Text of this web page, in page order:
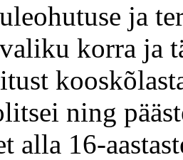
ja
korra ja
ning
alla 16-